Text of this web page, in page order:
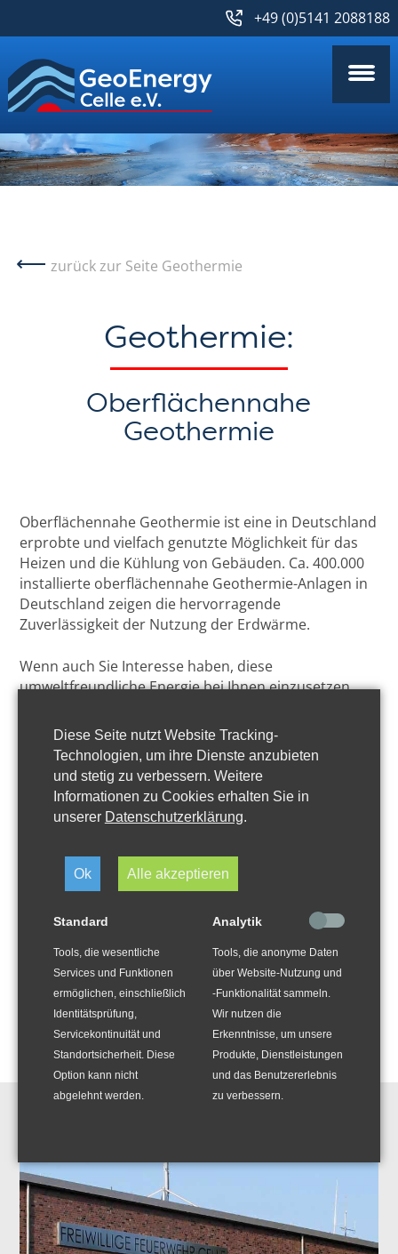
+49 (0)5141 2088188
zurück zur Seite Geothermie
Geothermie:
Oberflächennahe
Geothermie
Oberflächennahe Geothermie ist eine in Deutschland
erprobte und vielfach genutzte Möglichkeit für das
Heizen und die Kühlung von Gebäuden. Ca. 400.000
installierte oberflächennahe Geothermie-Anlagen in
Deutschland zeigen die hervorragende
Zuverlässigkeit der Nutzung der Erdwärme.
Wenn auch Sie Interesse haben, diese
umweltfreundliche Energie bei Ihnen einzusetzen,
des BV-Bundesverband Geothermie „Erdwärme –
Tipps für Hausbesitzer und Bauherren“. Weitere
Informationen halten die erfahrenen Experten des
GeoEnergy Celle e. V. für Sie bereit. Bitte sprechen Sie
bei Interesse unsere Geschäftsstelle an.
erneuerbaren Energien 2020
(41,0
Diese Seite nutzt Website Tracking-
Technologien, um ihre Dienste anzubieten
und stetig zu verbessern. Weitere
Informationen zu Cookies erhalten Sie in
unserer Datenschutzerklärung.
Ok Alle akzeptieren
Standard
Tools, die wesentliche
Services und Funktionen
ermöglichen, einschließlich
Identitätsprüfung,
Servicekontinuität und
Standortsicherheit. Diese
Option kann nicht
abgelehnt werden.
Analytik
Tools, die anonyme Daten
über Website-Nutzung und
-Funktionalität sammeln.
Wir nutzen die
Erkenntnisse, um unsere
Produkte, Dienstleistungen
und das Benutzererlebnis
zu verbessern.